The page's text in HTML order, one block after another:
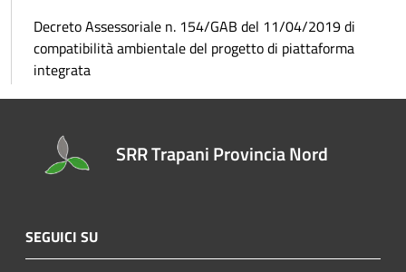
Decreto Assessoriale n. 154/GAB del 11/04/2019 di
compatibilità ambientale del progetto di piattaforma
integrata
SRR Trapani Provincia Nord
SEGUICI SU